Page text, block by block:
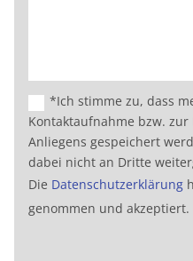
*Ich stimme zu, dass
Kontaktaufnahme bzw.
Anliegens gespeichert
dabei nicht an Dritte
Die Datenschutzerklärung
genommen und akzeptiert.